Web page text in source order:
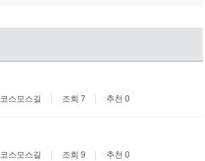
코스모스길 조회 7 추천 0
코스모스길 조회 9 추천 0